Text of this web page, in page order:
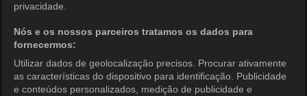
privacidade.
Nós e os nossos parceiros tratamos os dados para
fornecermos:
Utilizar dados de geolocalização precisos. Procurar ativamente
as características do dispositivo para identificação. Publicidade
e conteúdos personalizados, medição de publicidade e